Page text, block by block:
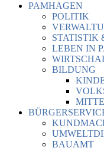
PAMHAGEN
POLITIK
STATISTIK
LEBEN IN
BILDUNG
BAUAMT